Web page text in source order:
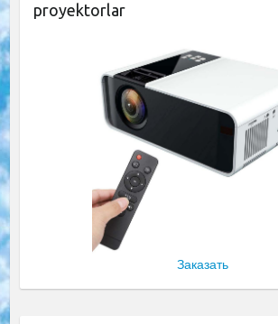
proyektorlar
Заказать